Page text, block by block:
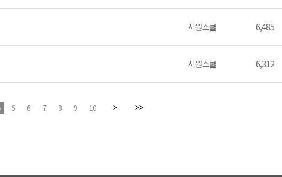
시원스쿨 6,485
시원스쿨 6,312
5 6 7 8 9 10